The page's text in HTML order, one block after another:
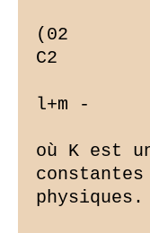
(02
C2
l+m -
où K est
constantes
physiques.